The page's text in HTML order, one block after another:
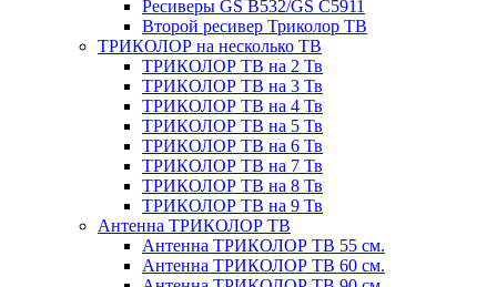
Ресиверы GS B532/GS C5911
Второй ресивер Триколор ТВ
ТРИКОЛОР на несколько ТВ
ТРИКОЛОР ТВ на 2 Тв
ТРИКОЛОР ТВ на 3 Тв
ТРИКОЛОР ТВ на 4 Тв
ТРИКОЛОР ТВ на 5 Тв
ТРИКОЛОР ТВ на 6 Тв
ТРИКОЛОР ТВ на 7 Тв
ТРИКОЛОР ТВ на 8 Тв
ТРИКОЛОР ТВ на 9 Тв
Антенна ТРИКОЛОР ТВ
Антенна ТРИКОЛОР ТВ 55 см.
Антенна ТРИКОЛОР ТВ 60 см.